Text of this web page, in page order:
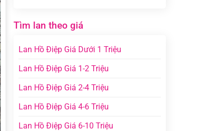
Tìm lan theo giá
Lan Hồ Điệp Giá Dưới 1 Triệu
Lan Hồ Điệp Giá 1-2 Triệu
Lan Hồ Điệp Giá 2-4 Triệu
Lan Hồ Điệp Giá 4-6 Triệu
Lan Hồ Điệp Giá 6-10 Triệu